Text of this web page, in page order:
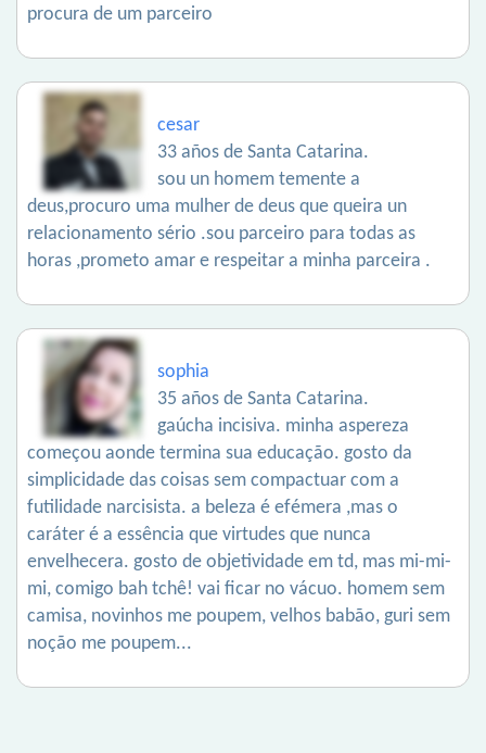
procura de um parceiro
cesar
33 años de Santa Catarina.
sou un homem temente a
deus,procuro uma mulher de deus que queira un
relacionamento sério .sou parceiro para todas as
horas ,prometo amar e respeitar a minha parceira .
sophia
35 años de Santa Catarina.
gaúcha incisiva. minha aspereza
começou aonde termina sua educação. gosto da
simplicidade das coisas sem compactuar com a
futilidade narcisista. a beleza é efémera ,mas o
caráter é a essência que virtudes que nunca
envelhecera. gosto de objetividade em td, mas mi-mi-
mi, comigo bah tchê! vai ficar no vácuo. homem sem
camisa, novinhos me poupem, velhos babão, guri sem
noção me poupem...